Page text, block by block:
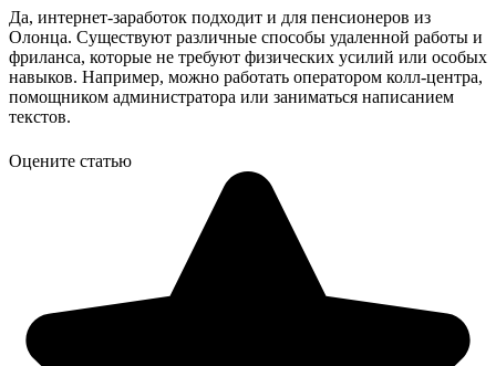
Да, интернет-заработок подходит и для пенсионеров из
Олонца. Существуют различные способы удаленной работы и
фриланса, которые не требуют физических усилий или особых
навыков. Например, можно работать оператором колл-центра,
помощником администратора или заниматься написанием
текстов.
Оцените статью